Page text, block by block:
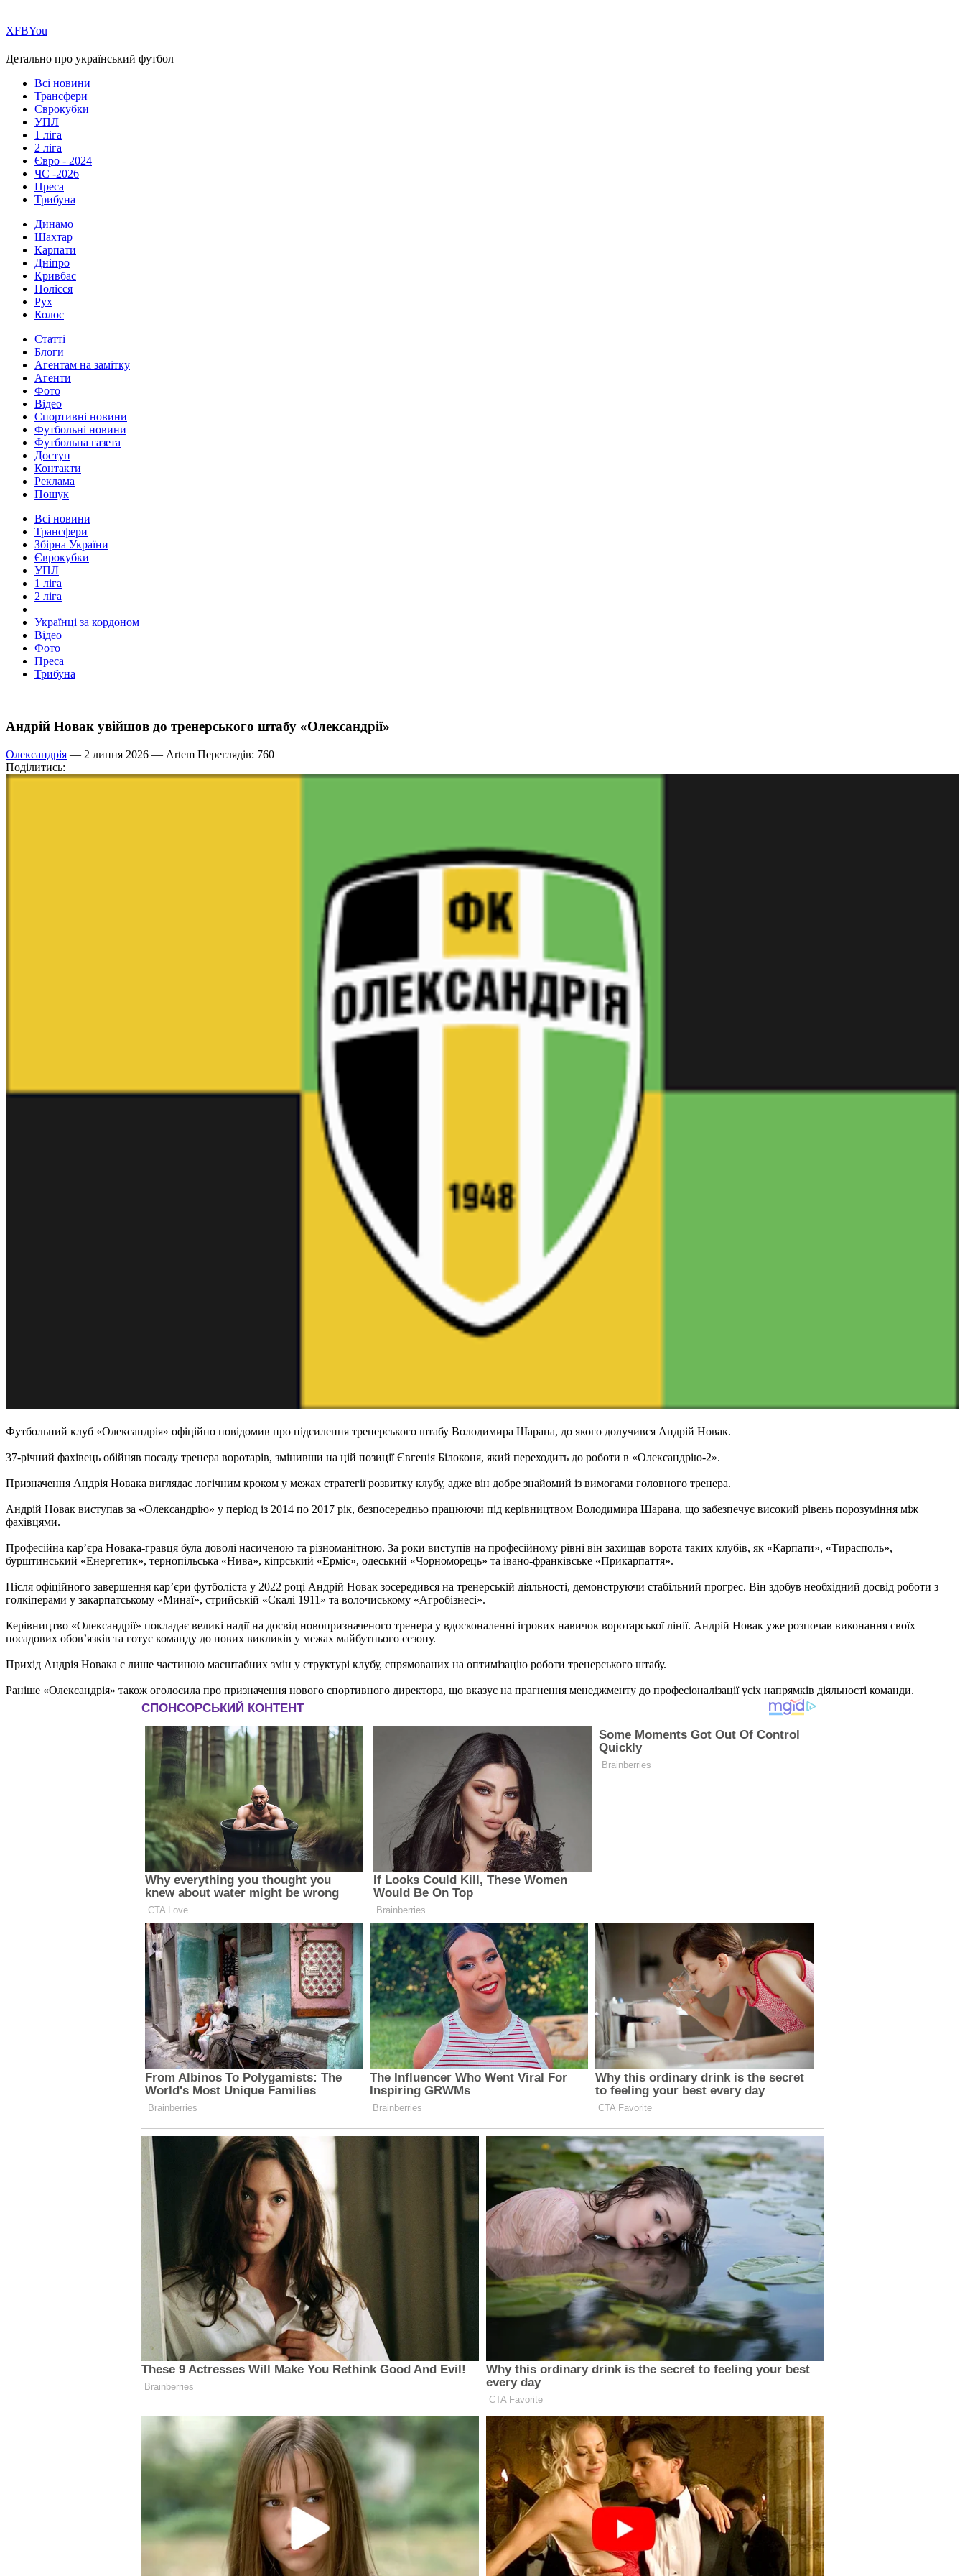
ХFBYou
Детально про український футбол
Всі новини
Трансфери
Єврокубки
УПЛ
1 ліга
2 ліга
Євро - 2024
ЧС -2026
Преса
Трибуна
Динамо
Шахтар
Карпати
Дніпро
Кривбас
Полісся
Рух
Колос
Статті
Блоги
Агентам на замітку
Агенти
Фото
Відео
Спортивні новини
Футбольні новини
Футбольна газета
Доступ
Контакти
Реклама
Пошук
Всі новини
Трансфери
Збірна України
Єврокубки
УПЛ
1 ліга
2 ліга
Українці за кордоном
Відео
Фото
Преса
Трибуна
Андрій Новак увійшов до тренерського штабу «Олександрії»
Олександрія — 2 липня 2026 — Artem Переглядів: 760
Поділитись:
Футбольний клуб «Олександрія» офіційно повідомив про підсилення тренерського штабу Володимира Шарана, до якого долучився Андрій Новак.
37-річний фахівець обійняв посаду тренера воротарів, змінивши на цій позиції Євгенія Білоконя, який переходить до роботи в «Олександрію-2».
Призначення Андрія Новака виглядає логічним кроком у межах стратегії розвитку клубу, адже він добре знайомий із вимогами головного тренера.
Андрій Новак виступав за «Олександрію» у період із 2014 по 2017 рік, безпосередньо працюючи під керівництвом Володимира Шарана, що забезпечує високий рівень порозуміння між
фахівцями.
Професійна кар’єра Новака-гравця була доволі насиченою та різноманітною. За роки виступів на професійному рівні він захищав ворота таких клубів, як «Карпати», «Тирасполь»,
бурштинський «Енергетик», тернопільська «Нива», кіпрський «Ерміс», одеський «Чорноморець» та івано-франківське «Прикарпаття».
Після офіційного завершення кар’єри футболіста у 2022 році Андрій Новак зосередився на тренерській діяльності, демонструючи стабільний прогрес. Він здобув необхідний досвід роботи з
голкіперами у закарпатському «Минаї», стрийській «Скалі 1911» та волочиському «Агробізнесі».
Керівництво «Олександрії» покладає великі надії на досвід новопризначеного тренера у вдосконаленні ігрових навичок воротарської лінії. Андрій Новак уже розпочав виконання своїх
посадових обов’язків та готує команду до нових викликів у межах майбутнього сезону.
Прихід Андрія Новака є лише частиною масштабних змін у структурі клубу, спрямованих на оптимізацію роботи тренерського штабу.
Раніше «Олександрія» також оголосила про призначення нового спортивного директора, що вказує на прагнення менеджменту до професіоналізації усіх напрямків діяльності команди.